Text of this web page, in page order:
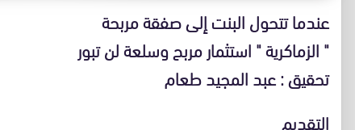
عندما تتحول البنت إلى صفقة مربحة
" الزماكرية " استثمار مربح وسلعة لن تبور
تحقيق : عبد المجيد طعام
التقديم